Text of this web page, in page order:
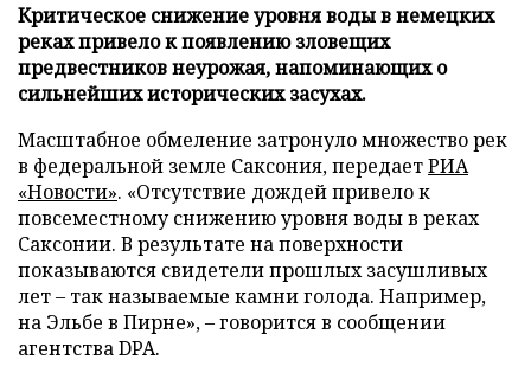
Критическое снижение уровня воды в немецких
реках привело к появлению зловещих
предвестников неурожая, напоминающих о
сильнейших исторических засухах.
Масштабное обмеление затронуло множество рек
в федеральной земле Саксония, передаетРИА
«Новости». «Отсутствие дождей привело к
повсеместному снижению уровня воды в реках
Саксонии. В результате на поверхности
показываются свидетели прошлых засушливых
лет – так называемые камни голода. Например,
на Эльбе в Пирне», – говорится в сообщении
агентства DPA.